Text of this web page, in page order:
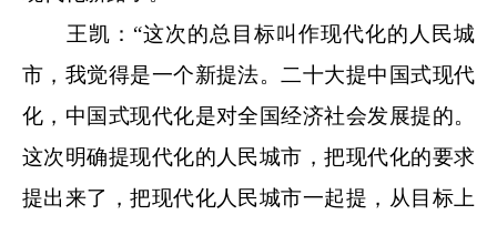
王凯：“这次的总目标叫作现代化的人民城
市，我觉得是一个新提法。二十大提中国式现代
化，中国式现代化是对全国经济社会发展提的。
这次明确提现代化的人民城市，把现代化的要求
提出来了，把现代化人民城市一起提，从目标上